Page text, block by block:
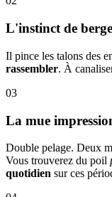
L'instinct de
Il pince les talons des
rassembler. À
03
La mue
Double pelage. Deux
Vous trouverez du poil
quotidien sur ces